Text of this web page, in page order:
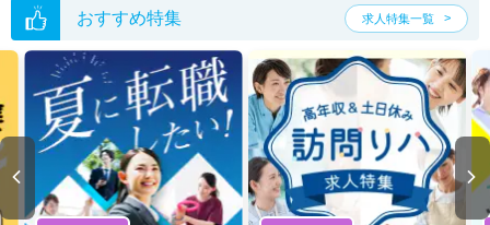
おすすめ特集 求人特集一覧